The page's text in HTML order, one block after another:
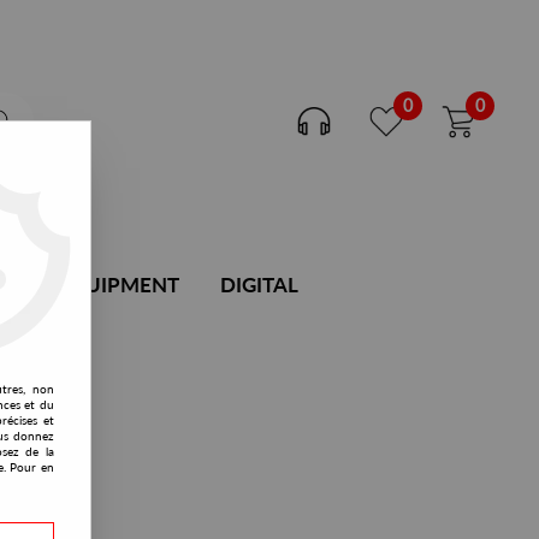
0 0
DJ EQUIPMENT DIGITAL
non
et du
et
donnez
de la
Pour en